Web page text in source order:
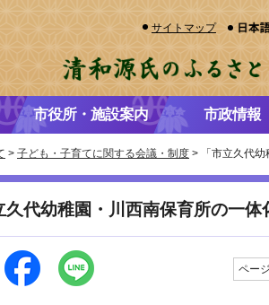
サイトマップ
市役所・施設案内 市政情報
> 子ども・子育てに関する会議・制度 > 「市立久代
久代幼稚園・川西南保育所の一
ペー